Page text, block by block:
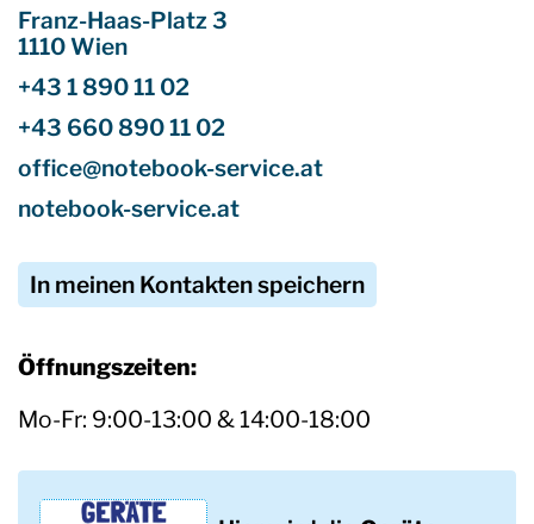
Franz-Haas-Platz 3
1110 Wien
+43 1 890 11 02
+43 660 890 11 02
office@notebook-service.at
notebook-service.at
In meinen Kontakten speichern
Öffnungszeiten:
Mo-Fr: 9:00-13:00 & 14:00-18:00